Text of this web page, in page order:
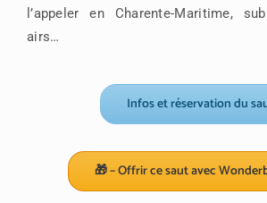
l’appeler en Charente-Maritime,
airs…
Infos et réservation du
🎁 – Offrir ce saut avec